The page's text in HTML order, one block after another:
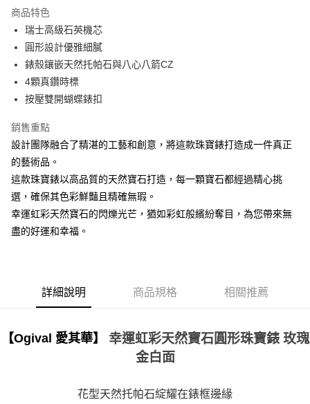
宅配
免運費
商品特色
瑞士高級石英機芯
圓形設計優雅細膩
錶殼鑲嵌天然托帕石與八心八箭CZ
4顆真鑽時標
按壓雙開蝴蝶錶扣
銷售重點
設計團隊融合了精湛的工藝和創意，將這款珠寶錶打造成一件真正
的藝術品。
這款珠寶錶以高品質的天然寶石打造，每一顆寶石都經過精心挑
選，確保其色彩鮮豔且精確無瑕。
幸運虹彩天然寶石的閃爍光芒，猶如彩虹般繽紛奪目，為您帶來無
盡的好運和幸福。
詳細說明 商品規格 相關推薦
【Ogival 愛其華】 幸運虹彩天然寶石圓形珠寶錶 玫瑰
金白面
花型天然托帕石綻耀在錶框邊緣